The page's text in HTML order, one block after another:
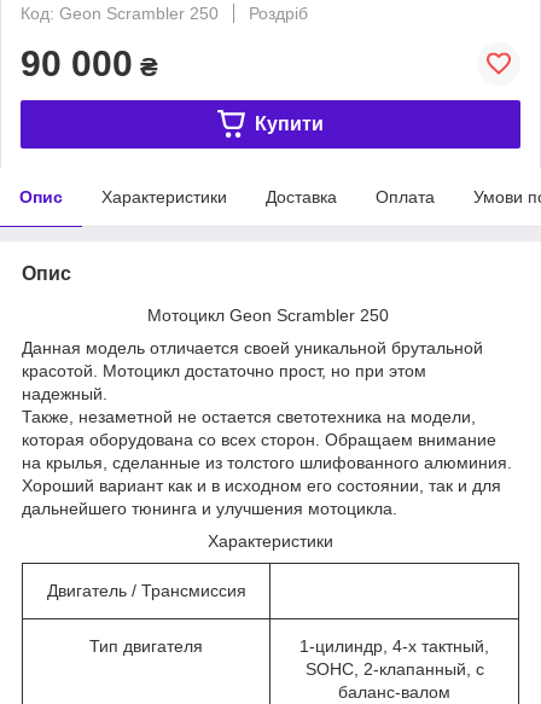
Код: Geon Scrambler 250
Роздріб
90 000 ₴
Купити
Опис Характеристики Доставка Оплата Умови
Опис
Мотоцикл Geon Scrambler 250
Данная модель отличается своей уникальной брутальной
красотой. Мотоцикл достаточно прост, но при этом
надежный.
Также, незаметной не остается светотехника на модели,
которая оборудована со всех сторон. Обращаем внимание
на крылья, сделанные из толстого шлифованного алюминия.
Хороший вариант как и в исходном его состоянии, так и для
дальнейшего тюнинга и улучшения мотоцикла.
Характеристики
Двигатель / Трансмиссия
Тип двигателя
1-цилиндр, 4-х тактный,
SOHC, 2-клапанный, с
баланс-валом